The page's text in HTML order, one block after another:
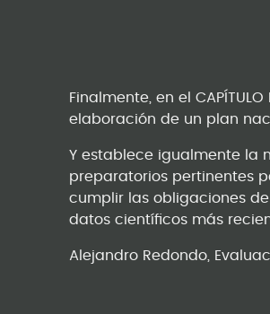
Finalmente, en el
elaboración de un plan
Y establece igualmente la
preparatorios pertinentes
cumplir las obligaciones
datos científicos más
Alejandro Redondo,